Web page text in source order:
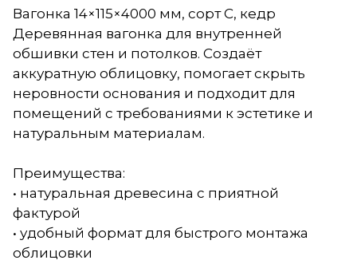
Вагонка 14×115×4000 мм, сорт С, кедр
Деревянная вагонка для внутренней
обшивки стен и потолков. Создаёт
аккуратную облицовку, помогает скрыть
неровности основания и подходит для
помещений с требованиями к эстетике и
натуральным материалам.
Преимущества:
• натуральная древесина с приятной
фактурой
• удобный формат для быстрого монтажа
облицовки